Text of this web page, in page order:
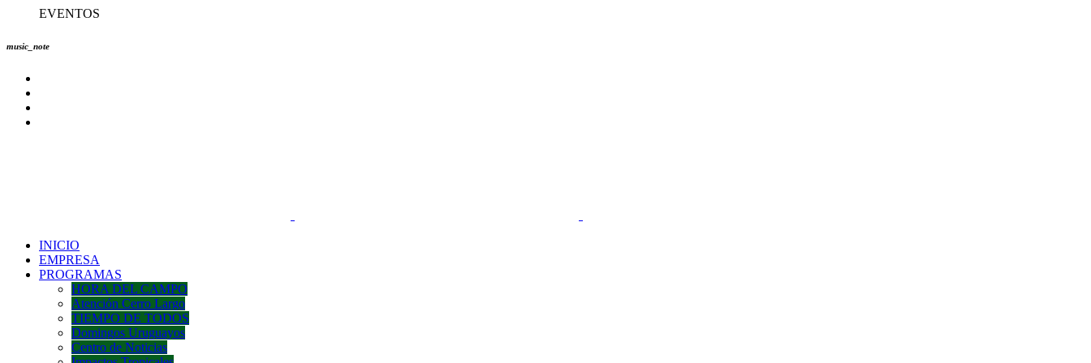
EVENTOS
music_note
INICIO
EMPRESA
PROGRAMAS
HORA DEL CAMPO
Atención Cerro Largo
TIEMPO DE TODOS
Domingos Uruguayos
Centro de Noticias